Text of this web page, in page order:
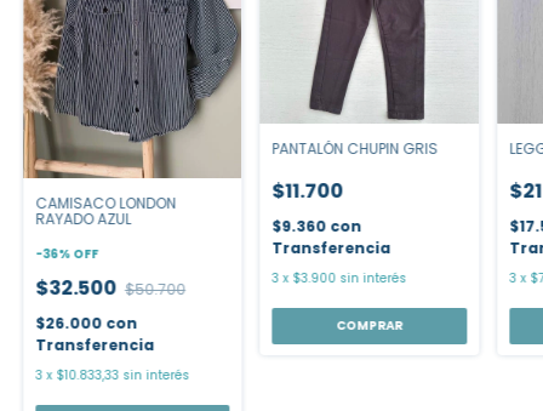
CAMISACO LONDON
RAYADO AZUL
-36% OFF
$32.500 $50.700
$26.000 con
Transferencia
3 x $10.833,33 sin interés
PANTALÓN CHUPIN GRIS
$11.700
$9.360 con
Transferencia
3 x $3.900 sin interés
COMPRAR
3 x